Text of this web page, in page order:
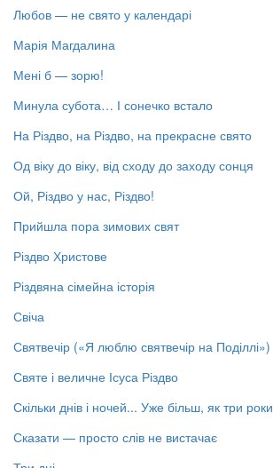
Любов — не свято у календарі
Марія Магдалина
Мені б — зорю!
Минула субота… І сонечко встало
На Різдво, на Різдво, на прекрасне свято
Од віку до віку, від сходу до заходу сонця
Ой, Різдво у нас, Різдво!
Прийшла пора зимових свят
Різдво Христове
Різдвяна сімейна історія
Свіча
Святвечір («Я люблю святвечір на Поділлі»)
Святе і величне Ісуса Різдво
Скільки днів і ночей... Уже більш, як три роки
Сказати — просто слів не вистачає